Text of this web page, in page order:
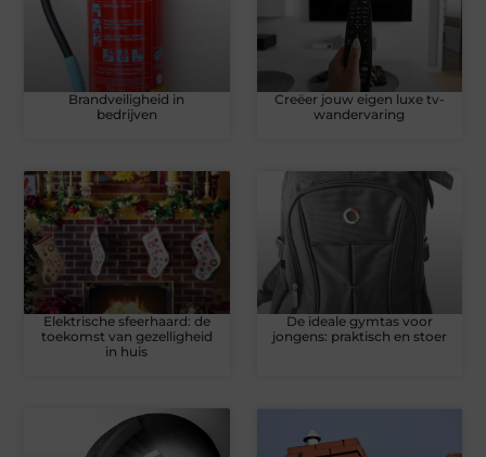
Brandveiligheid in
bedrijven
Creëer jouw eigen luxe tv-
wandervaring
Elektrische sfeerhaard: de
toekomst van gezelligheid
in huis
De ideale gymtas voor
jongens: praktisch en stoer